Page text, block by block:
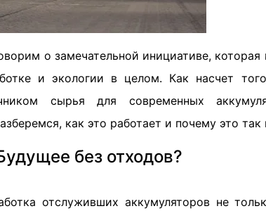
о замечательной инициативе,
и экологии в целом. Как насчет
сырья для современных
как это работает и почему это так
без отходов?
отслуживших аккумуляторов не